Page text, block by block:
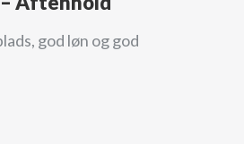
god løn og god